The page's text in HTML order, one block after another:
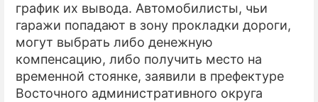
график их вывода. Автомобилисты, чьи
гаражи попадают в зону прокладки дороги,
могут выбрать либо денежную
компенсацию, либо получить место на
временной стоянке, заявили в префектуре
Восточного административного округа